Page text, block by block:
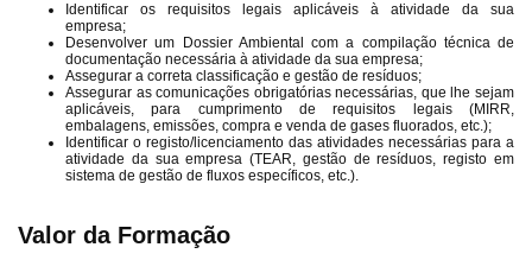
Identificar os requisitos legais aplicáveis à atividade da sua
empresa;
Desenvolver um Dossier Ambiental com a compilação técnica de
documentação necessária à atividade da sua empresa;
Assegurar a correta classificação e gestão de resíduos;
Assegurar as comunicações obrigatórias necessárias, que lhe sejam
aplicáveis, para cumprimento de requisitos legais (MIRR,
embalagens, emissões, compra e venda de gases fluorados, etc.);
Identificar o registo/licenciamento das atividades necessárias para a
atividade da sua empresa (TEAR, gestão de resíduos, registo em
sistema de gestão de fluxos específicos, etc.).
Valor da Formação